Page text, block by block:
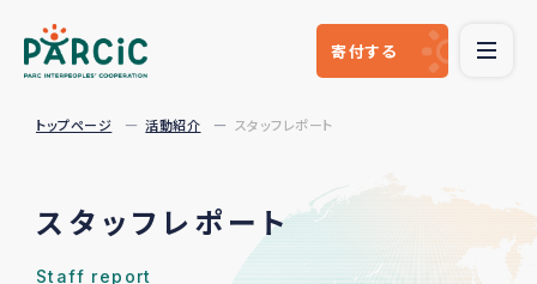
寄付する
トップページ 活動紹介 スタッフレポート
スタッフレポート
Staff report